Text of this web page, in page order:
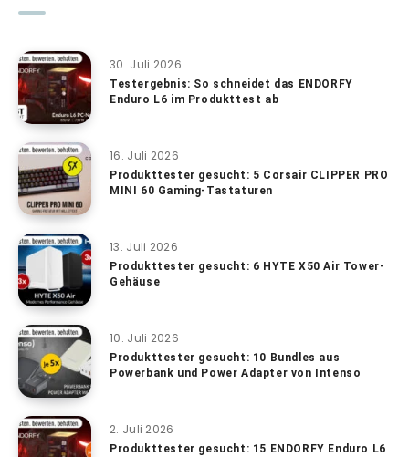
30. Juli 2026
Testergebnis: So schneidet das ENDORFY
Enduro L6 im Produkttest ab
16. Juli 2026
Produkttester gesucht: 5 Corsair CLIPPER PRO
MINI 60 Gaming-Tastaturen
13. Juli 2026
Produkttester gesucht: 6 HYTE X50 Air Tower-
Gehäuse
10. Juli 2026
Produkttester gesucht: 10 Bundles aus
Powerbank und Power Adapter von Intenso
2. Juli 2026
Produkttester gesucht: 15 ENDORFY Enduro L6